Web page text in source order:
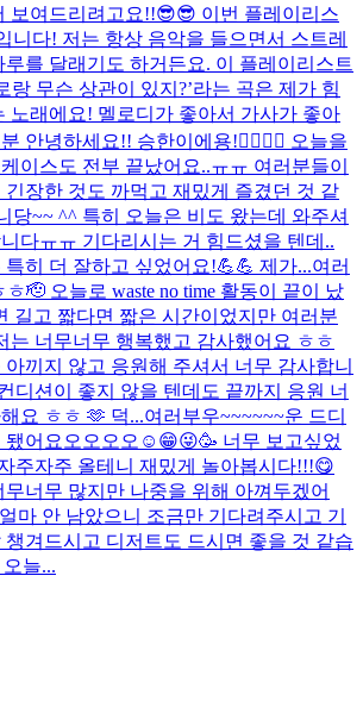
보여드리려고요!!😎😎 이번 플레이리스
니다! 저는 항상 음악을 들으면서 스트레
를 달래기도 하거든요. 이 플레이리스트
랑 무슨 상관이 있지?’라는 곡은 제가 힘
노래에요! 멜로디가 좋아서 가사가 좋아
안녕하세요!! 승한이에용!❤️‍🔥❤️‍🔥 오늘을
이스도 전부 끝났어요..ㅠㅠ 여러분들이
장한 것도 까먹고 재밌게 즐겼던 것 같
당~~ ^^ 특히 오늘은 비도 왔는데 와주셔
다ㅠㅠ 기다리시는 거 힘드셨을 텐데..
특히 더 잘하고 싶었어요!💪💪 제가...여러
🫡 오늘로 waste no time 활동이 끝이 났
길고 짧다면 짧은 시간이었지만 여러분
는 너무너무 행복했고 감사했어요 ㅎㅎ
끼지 않고 응원해 주셔서 너무 감사합니
디션이 좋지 않을 텐데도 끝까지 응원 너
요 ㅎㅎ 🫶 덕...여러부우~~~~~~운 드디
됐어요오오오오☺️😁😜🥳 너무 보고싶었
주자주 올테니 재밌게 놀아봅시다!!!😋
너무 많지만 나중을 위해 아껴두겠어
마 안 남았으니 조금만 기다려주시고 기
겨드시고 디저트도 드시면 좋을 것 같습
늘...